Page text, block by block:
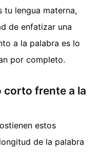
tu lengua materna,
de enfatizar una
a la palabra es lo
por completo.
corto frente a la
estos
de la palabra